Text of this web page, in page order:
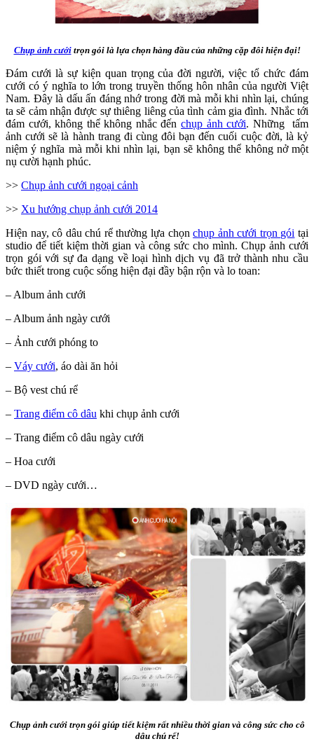
Chụp ảnh cướitrọn gói là lựa chọn hàng đầu của những cặp đôi hiện đại!
Đám cưới là sự kiện quan trọng của đời người, việc tổ chức đám
cưới có ý nghĩa to lớn trong truyền thống hôn nhân của người Việt
Nam. Đây là dấu ấn đáng nhớ trong đời mà mỗi khi nhìn lại, chúng
ta sẽ cảm nhận được sự thiêng liêng của tình cảm gia đình. Nhắc tới
đám cưới, không thể không nhắc đếnchụp ảnh cưới. Những tấm
ảnh cưới sẽ là hành trang đi cùng đôi bạn đến cuối cuộc đời, là kỷ
niệm ý nghĩa mà mỗi khi nhìn lại, bạn sẽ không thể không nở một
nụ cười hạnh phúc.
>> Chụp ảnh cưới ngoại cảnh
>> Xu hướng chụp ảnh cưới 2014
Hiện nay, cô dâu chú rể thường lựa chọnchụp ảnh cưới trọn gói tại
studio để tiết kiệm thời gian và công sức cho mình. Chụp ảnh cưới
trọn gói với sự đa dạng về loại hình dịch vụ đã trở thành nhu cầu
bức thiết trong cuộc sống hiện đại đầy bận rộn và lo toan:
– Album ảnh cưới
– Album ảnh ngày cưới
– Ảnh cưới phóng to
– Váy cưới, áo dài ăn hỏi
– Bộ vest chú rể
– Trang điểm cô dâu khi chụp ảnh cưới
– Trang điểm cô dâu ngày cưới
– Hoa cưới
– DVD ngày cưới…
Chụp ảnh cưới trọn gói giúp tiết kiệm rất nhiều thời gian và công sức cho cô
dâu chú rể!